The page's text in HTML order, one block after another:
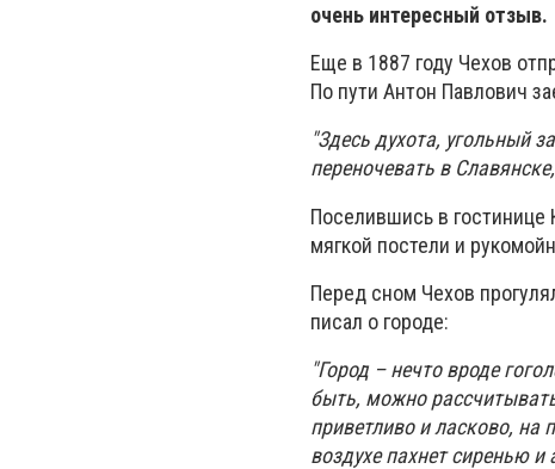
очень интересный отзыв.
Еще в 1887 году Чехов
По пути Антон Павлович
"Здесь духота, угольный
переночевать в
Поселившись в гостинице
мягкой постели и
Перед сном Чехов
писал о городе:
"Город – нечто вроде
быть, можно
приветливо и ласково,
воздухе пахнет сиренью и